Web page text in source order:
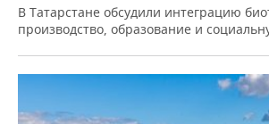
В Татарстане обсудили интеграцию
производство, образование и